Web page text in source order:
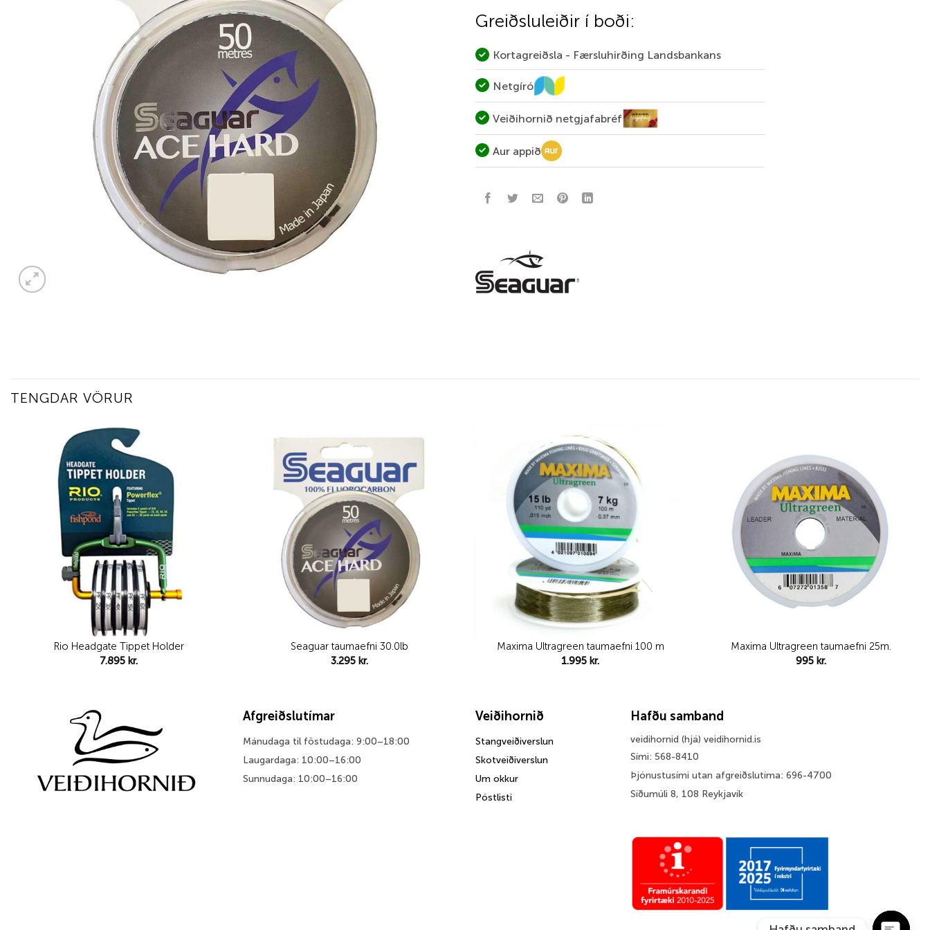
Greiðsluleiðir í boði:
Kortagreiðsla - Færsluhirðing Landsbankans
Netgíró
Veiðihornið netgjafabréf
Aur appið
TENGDAR VÖRUR
Rio Headgate Tippet Holder
7.895kr.
Seaguar taumaefni 30.0lb
3.295kr.
Maxima Ultragreen taumaefni 100 m
1.995kr.
Maxima Ultragreen taumaefni 25m.
995kr.
Afgreiðslutímar
Mánudaga til föstudaga: 9:00–18:00
Laugardaga: 10:00–16:00
Sunnudaga: 10:00–16:00
Veiðihornið
Stangveiðiverslun
Skotveiðiverslun
Um okkur
Póstlisti
Hafðu samband
veidihornid (hjá) veidihornid.is
Sími: 568-8410
Þjónustusími utan afgreiðslutíma: 696-4700
Síðumúli 8, 108 Reykjavík